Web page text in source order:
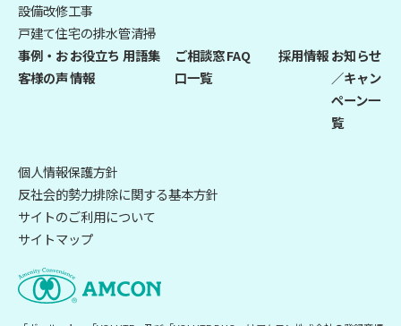
設備改修工事
戸建て住宅の排水管清掃
事例・お
客様の声
お役立ち
情報
用語集
ご相談窓
口一覧
FAQ 採用情報お知らせ
／キャン
ペーン一
覧
個人情報保護方針
反社会的勢力排除に関する基本方針
サイトのご利用について
サイトマップ